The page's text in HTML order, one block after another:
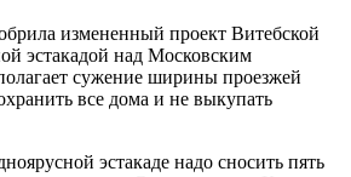
измененный проект Витебской
эстакадой над Московским
сужение ширины проезжей
все дома и не выкупать
эстакаде надо сносить пять